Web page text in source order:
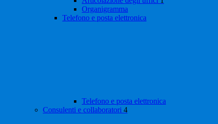
Organigramma
Telefono e posta elettronica
Telefono e posta elettronica
Consulenti e collaboratori 4